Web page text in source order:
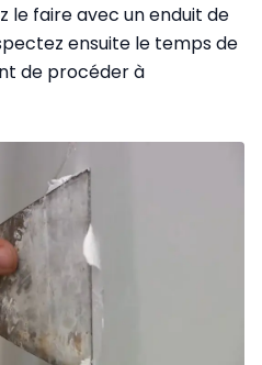
le faire avec un enduit de
ensuite le temps de
de procéder à